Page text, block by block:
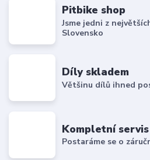
Pitbike shop
Jsme jedni z
Slovensko
Díly skladem
Většinu dílů ihned
Kompletní servis
Postaráme se o